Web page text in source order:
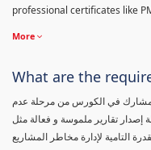
professional certificates like
More
What are the
نقل المشارك في الكورس من مرحلة عدم
تقارير ملموسة و فعالة مثل